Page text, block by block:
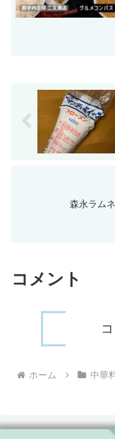
森永ラム
コメント
ホーム 中華